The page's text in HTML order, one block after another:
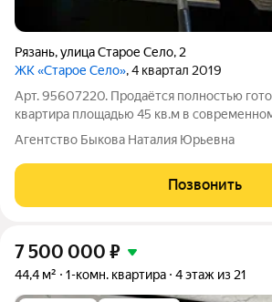
Рязань,улица Старое Село, 2
ЖК «Старое Село», 4 квартал 2019
Арт. 95607220. Продаётся полностью
квартира площадью 45 кв.м в
класса «комфорт». В квартире выполнен
использованием качественных
Идеальный вариант для тех, кто ценит
Агентство Быкова Наталия Юрьевна
Позвонить
7 500 000 ₽
44,4 м² 1-комн. квартира 4 этаж из 21